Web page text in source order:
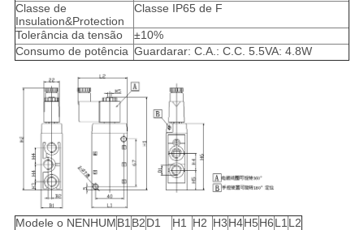
Classe de
Insulation&Protection
Classe IP65 de F
Tolerância da tensão
±10%
Consumo de potência Guardarar: C.A.: C.C. 5.5VA: 4.8W
Modele o NENHUMB1 B2D1 H1 H2 H3H4H5H6L1 L2